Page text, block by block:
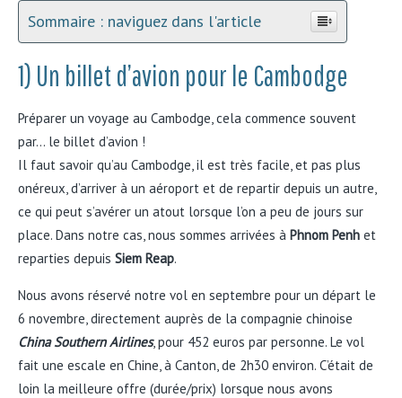
Sommaire : naviguez dans l'article
1) Un billet d’avion pour le Cambodge
Préparer un voyage au Cambodge, cela commence souvent
par… le billet d’avion !
Il faut savoir qu’au Cambodge, il est très facile, et pas plus
onéreux, d’arriver à un aéroport et de repartir depuis un autre,
ce qui peut s’avérer un atout lorsque l’on a peu de jours sur
place. Dans notre cas, nous sommes arrivées à Phnom Penh et
reparties depuis Siem Reap.
Nous avons réservé notre vol en septembre pour un départ le
6 novembre, directement auprès de la compagnie chinoise
China Southern Airlines, pour 452 euros par personne. Le vol
fait une escale en Chine, à Canton, de 2h30 environ. C’était de
loin la meilleure offre (durée/prix) lorsque nous avons